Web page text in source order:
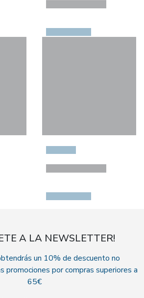
A LA NEWSLETTER!
un 10% de descuento no
promociones por compras superiores a
65€